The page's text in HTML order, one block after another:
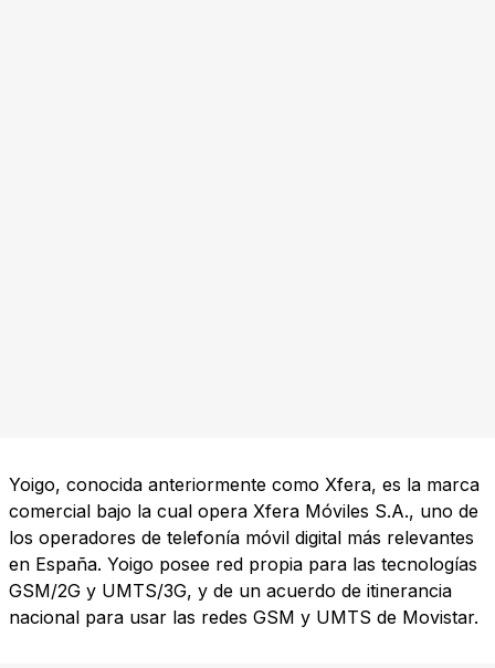
Yoigo, conocida anteriormente como Xfera, es la marca
comercial bajo la cual opera Xfera Móviles S.A., uno de
los operadores de telefonía móvil digital más relevantes
en España. Yoigo posee red propia para las tecnologías
GSM/2G y UMTS/3G, y de un acuerdo de itinerancia
nacional para usar las redes GSM y UMTS de Movistar.